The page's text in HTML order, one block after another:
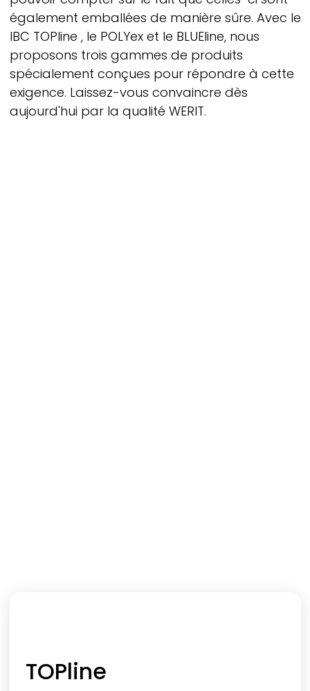
également emballées de manière sûre. Avec le
IBC TOPline , le POLYex et le BLUEline,nous
proposons trois gammes de produits
spécialement conçues pour répondre à cette
exigence. Laissez-vous convaincre dès
aujourd'hui par la qualité WERIT.
TOPline